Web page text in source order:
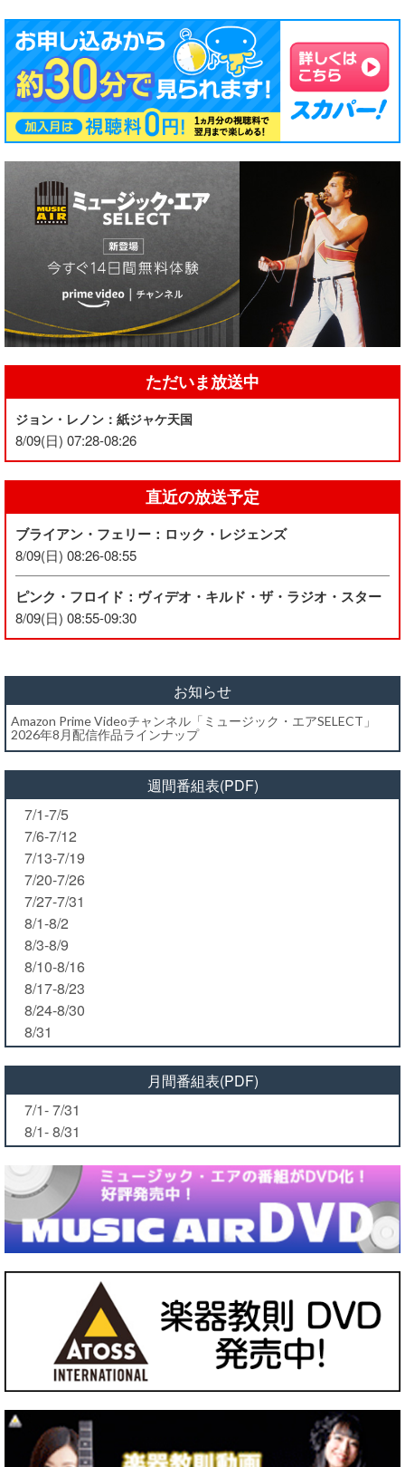
ただいま放送中
ジョン・レノン：紙ジャケ天国
8/09(日) 07:28-08:26
直近の放送予定
ブライアン・フェリー：ロック・レジェンズ
8/09(日) 08:26-08:55
ピンク・フロイド：ヴィデオ・キルド・ザ・ラジオ・スター
8/09(日) 08:55-09:30
お知らせ
Amazon Prime Videoチャンネル「ミュージック・エアSELECT」
2026年8月配信作品ラインナップ
週間番組表(PDF)
7/1-7/5
7/6-7/12
7/13-7/19
7/20-7/26
7/27-7/31
8/1-8/2
8/3-8/9
8/10-8/16
8/17-8/23
8/24-8/30
8/31
月間番組表(PDF)
7/1- 7/31
8/1- 8/31